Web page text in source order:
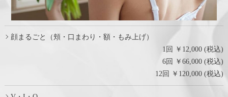
顔まるごと（頬・口まわり・額・もみ上げ）
1回 ￥12,000 (税込)
6回 ￥66,000 (税込)
12回 ￥120,000 (税込)